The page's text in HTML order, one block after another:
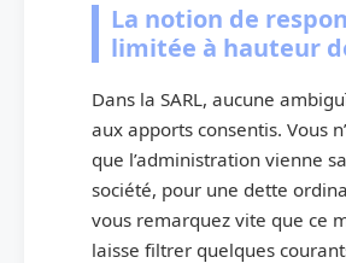
La notion de
limitée à hauteur
Dans la SARL, aucune
aux apports consentis. Vous
que l’administration vienne
société, pour une dette
vous remarquez vite que ce
laisse filtrer quelques